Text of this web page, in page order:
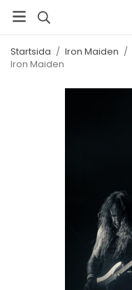
Startsida / Iron Maiden /
Iron Maiden